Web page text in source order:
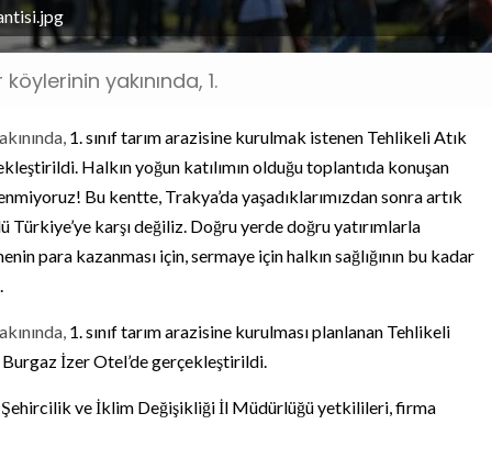
yakınında, 1.
1. sınıf tarım arazisine kurulmak istenen Tehlikeli Atık
Halkın yoğun katılımın olduğu toplantıda konuşan
Bu kentte, Trakya’da yaşadıklarımızdan sonra artık
karşı değiliz. Doğru yerde doğru yatırımlarla
para kazanması için, sermaye için halkın sağlığının bu kadar
1. sınıf tarım arazisine kurulması planlanan Tehlikeli
Burgaz İzer Otel’de gerçekleştirildi.
Şehircilik ve İklim Değişikliği İl Müdürlüğü yetkilileri, firma